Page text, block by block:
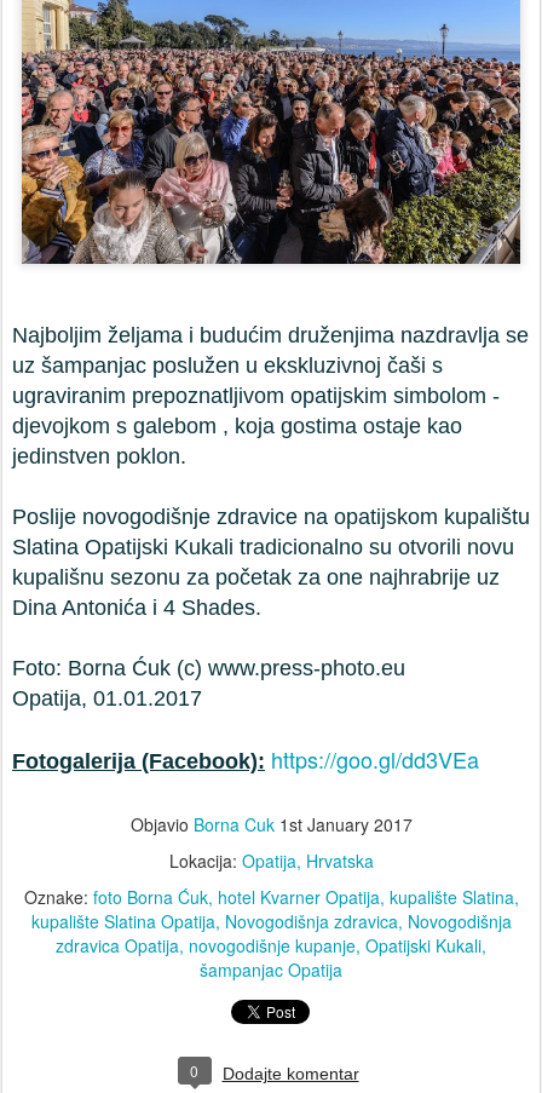
Najboljim željama i budućim druženjima nazdravlja se
uz šampanjac poslužen u ekskluzivnoj čaši s
ugraviranim prepoznatljivom opatijskim simbolom -
djevojkom s galebom , koja gostima ostaje kao
jedinstven poklon.
Poslije novogodišnje zdravice na opatijskom kupalištu
Slatina Opatijski Kukali tradicionalno su otvorili novu
kupališnu sezonu za početak za one najhrabrije uz
Dina Antonića i 4 Shades.
Foto: Borna Ćuk (c) www.press-photo.eu
Opatija, 01.01.2017
Fotogalerija (Facebook): https://goo.gl/dd3VEa
Objavio Borna Cuk 1st January 2017
Lokacija: Opatija, Hrvatska
Oznake: foto Borna Ćuk hotel Kvarner Opatija kupalište Slatina
kupalište Slatina Opatija Novogodišnja zdravica Novogodišnja
zdravica Opatija novogodišnje kupanje Opatijski Kukali
šampanjac Opatija
0 Dodajte komentar